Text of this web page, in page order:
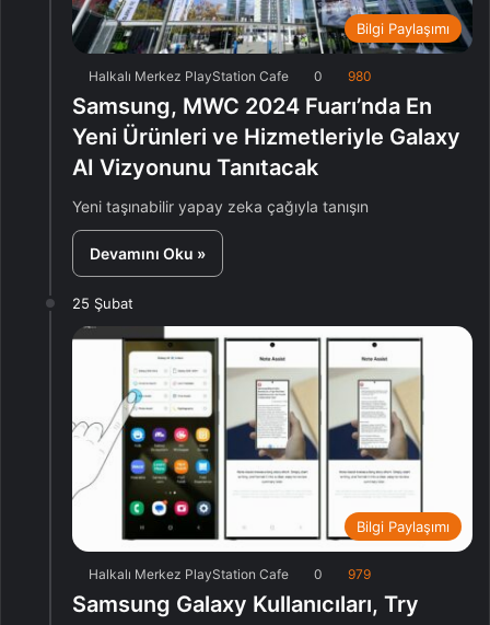
Bilgi Paylaşımı
Halkalı Merkez PlayStation Cafe 0 980
Samsung, MWC 2024 Fuarı’nda En
Yeni Ürünleri ve Hizmetleriyle Galaxy
AI Vizyonunu Tanıtacak
Yeni taşınabilir yapay zeka çağıyla tanışın
Devamını Oku »
25 Şubat
Bilgi Paylaşımı
Halkalı Merkez PlayStation Cafe 0 979
Samsung Galaxy Kullanıcıları, Try